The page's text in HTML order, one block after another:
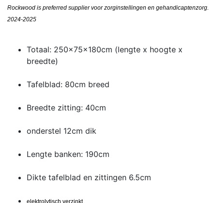
Rockwood is preferred supplier voor zorginstellingen en gehandicaptenzorg.
2024-2025
Totaal: 250x75x180cm (lengte x hoogte x
breedte)
Tafelblad: 80cm breed
Breedte zitting: 40cm
onderstel 12cm dik
Lengte banken: 190cm
Dikte tafelblad en zittingen 6.5cm
elektrolytisch verzinkt